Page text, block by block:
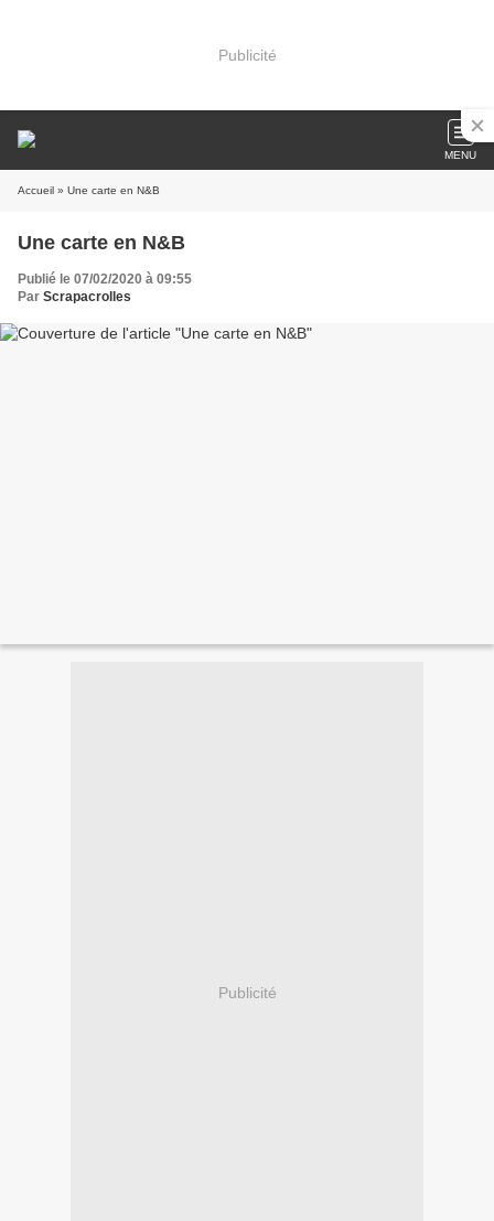
Publicité
MENU
Accueil » Une carte en N&B
Une carte en N&B
Publié le 07/02/2020 à 09:55
Par Scrapacrolles
Publicité